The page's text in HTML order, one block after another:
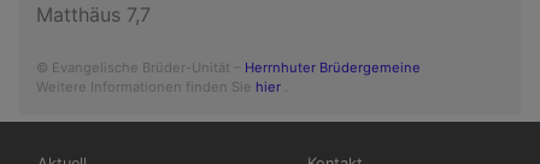
Matthäus 7,7
© Evangelische Brüder-Unität – Herrnhuter Brüdergemeine
Weitere Informationen finden Sie hier
Hauptnavigation Fußbereichsmenü